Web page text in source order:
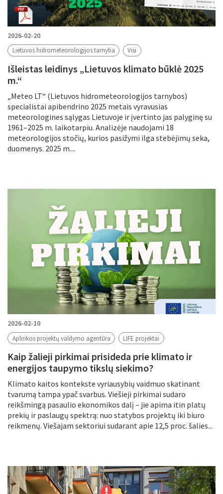
2026-02-20
Lietuvos hidrometeorologijos tarnyba Visi
Išleistas leidinys „Lietuvos klimato būklė 2025
m.“
„Meteo LT“ (Lietuvos hidrometeorologijos tarnybos)
specialistai apibendrino 2025 metais vyravusias
meteorologines sąlygas Lietuvoje ir įvertinto jas palyginę su
1961–2025 m. laikotarpiu. Analizėje naudojami 18
meteorologijos stočių, kurios pasižymi ilga stebėjimų seka,
duomenys. 2025 m....
2026-02-10
Aplinkos projektų valdymo agentūra LIFE projektai
Kaip žalieji pirkimai prisideda prie klimato ir
energijos taupymo tikslų siekimo?
Klimato kaitos kontekste vyriausybių vaidmuo skatinant
tvarumą tampa ypač svarbus. Viešieji pirkimai sudaro
reikšmingą pasaulio ekonomikos dalį – jie apima itin platų
prekių ir paslaugų spektrą: nuo statybos projektų iki biuro
reikmenų. Viešajam sektoriui sudarant apie 12,5 proc. šalies...